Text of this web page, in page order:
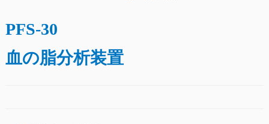
PFS-30
血の脂分析装置